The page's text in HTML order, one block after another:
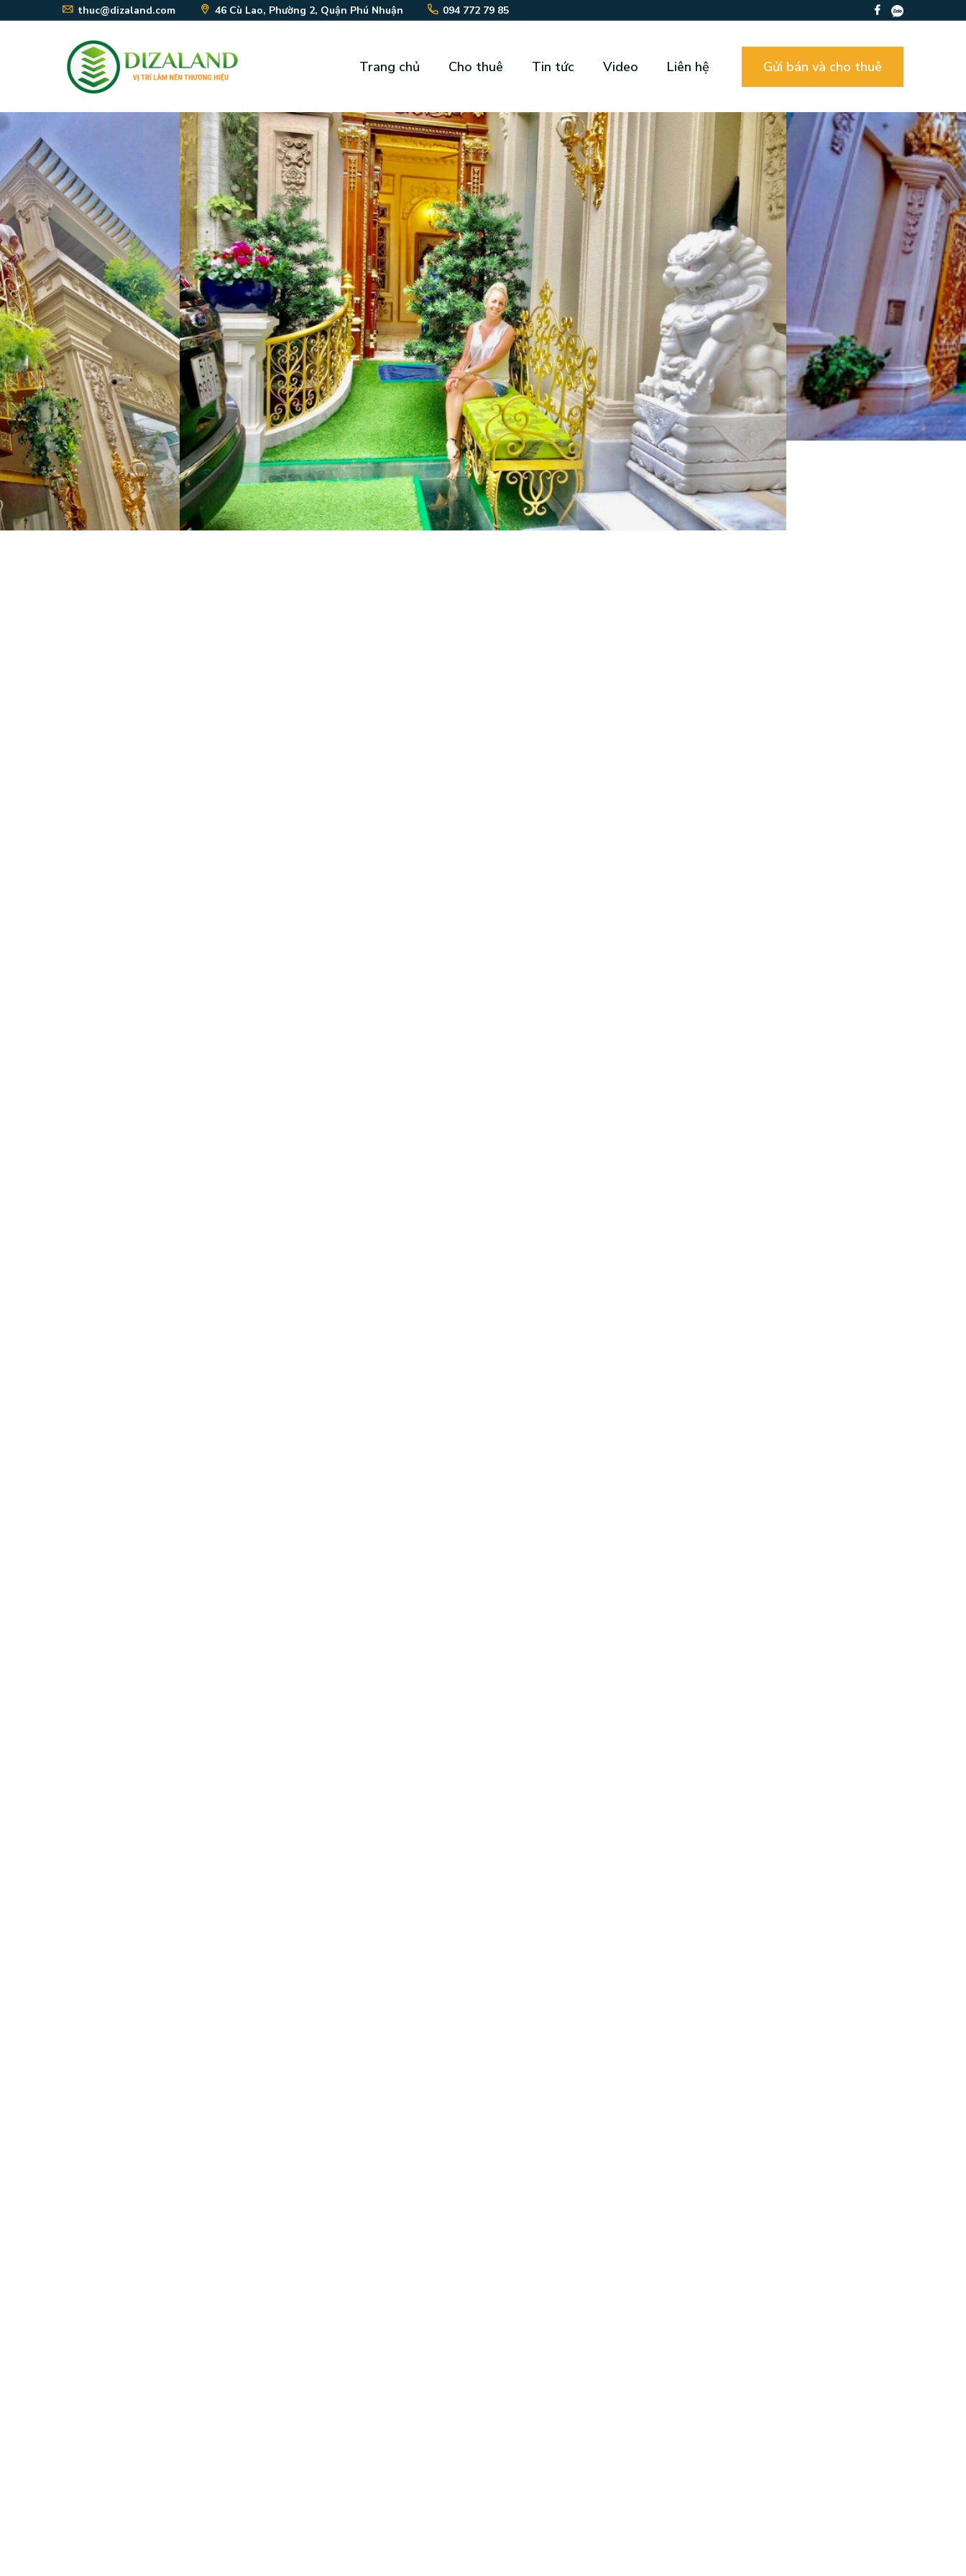
thuc@dizaland.com 46 Cù Lao, Phường 2, Quận Phú Nhuận 094 772 79 85
Trang chủ Cho thuê Tin tức Video Liên hệ Gửi bán và cho thuê